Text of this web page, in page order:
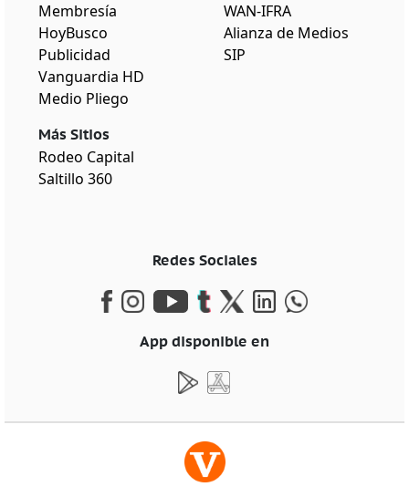
Membresía
HoyBusco
Publicidad
Vanguardia HD
Medio Pliego
Más Sitios
Rodeo Capital
Saltillo 360
WAN-IFRA
Alianza de Medios
SIP
Redes Sociales
App disponible en